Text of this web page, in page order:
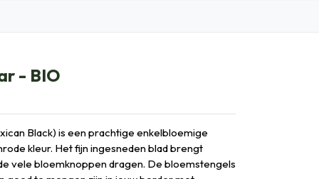
- BIO
Black) is een prachtige enkelbloemige
kleur. Het fijn ingesneden blad brengt
vele bloemknoppen dragen. De bloemstengels